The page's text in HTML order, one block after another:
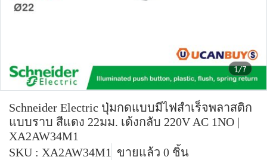
1/7
Schneider Electric ปุ่มกดแบบมีไฟสำเร็จพลาสติก
แบบราบ สีแดง 22มม. เด้งกลับ 220V AC 1NO |
XA2AW34M1
SKU : XA2AW34M1 ขายแล้ว 0 ชิ้น